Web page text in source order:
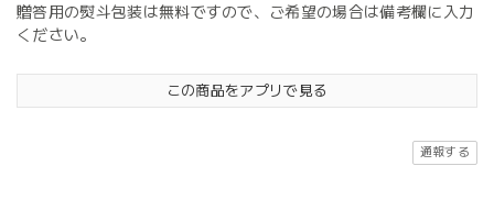
贈答用の熨斗包装は無料ですので、ご希望の場合は備考欄に入力
ください。
この商品をアプリで見る
通報する